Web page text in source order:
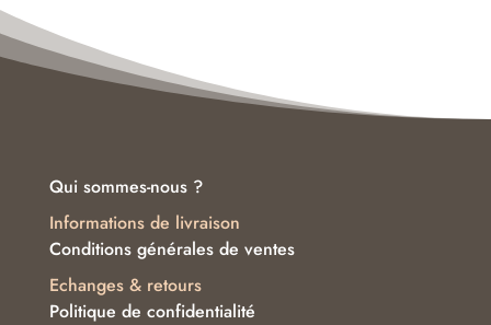
Qui sommes-nous ?
Conditions générales de ventes
Politique de confidentialité
Informations de livraison
Echanges & retours